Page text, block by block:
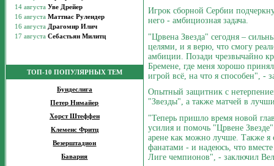
ТОП-10 ПОПУЛЯРНЫХ ТЕМ
Бундеслига
Петер Нимайер
Хорст Штеффен
Клеменс Фритц
Везерштадион
Бавария
Игрок сборной Сербии
него - амбициозная задача.
"Црвена Звезда" сегодня –
целями, и я верю, что смогу
амбиции. Позади чрезвычайно
Бремене, где меня хорошо
игрой всё, на что я способен", -
Опытный защитник с
"Звезды", а также матчей в
"Теперь пришло время новой
усилия и помочь "Црвене
арене как можно лучше. Также я
фанатами - и надеюсь, что
Лиге чемпионов", - заключил